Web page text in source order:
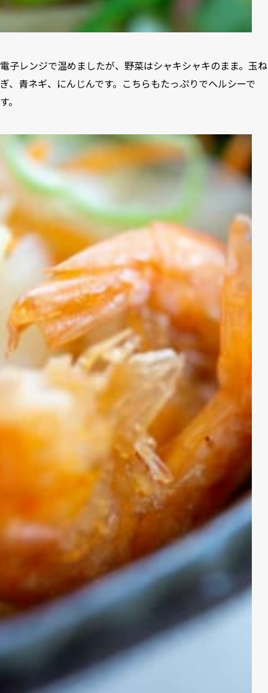
電子レンジで温めましたが、野菜はシャキシャキのまま。玉ね
ぎ、青ネギ、にんじんです。こちらもたっぷりでヘルシーで
す。